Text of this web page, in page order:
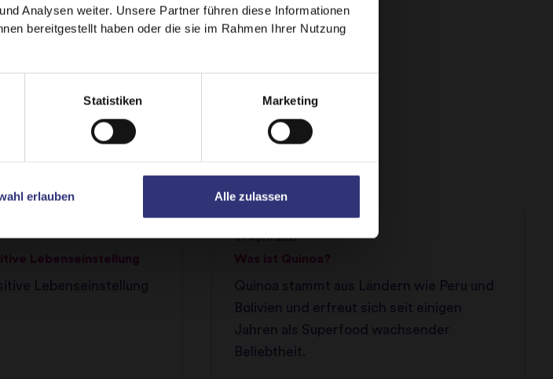
Analysen weiter. Unsere Partner führen diese Informationen
bereitgestellt haben oder die sie im Rahmen Ihrer Nutzung
Statistiken Marketing
erlauben Alle zulassen
Lebenseinstellung
Lebenseinstellung
07 April 2021
Was ist Quinoa?
Quinoa stammt aus Ländern wie Peru und
Bolivien und erfreut sich seit einigen
Jahren als Superfood wachsender
Beliebtheit.
Switch to USA